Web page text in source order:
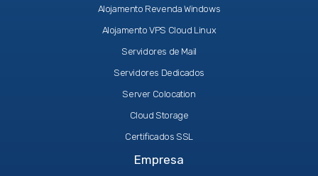
Alojamento Revenda Windows
Alojamento VPS Cloud Linux
Servidores de Mail
Servidores Dedicados
Server Colocation
Cloud Storage
Certificados SSL
Empresa